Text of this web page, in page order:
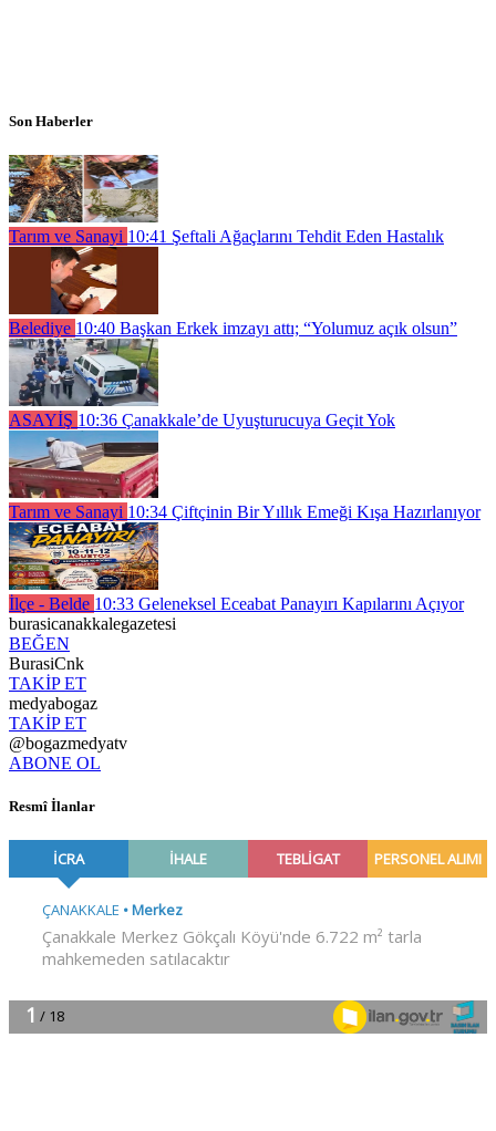
Son Haberler
Tarım ve Sanayi 10:41 Şeftali Ağaçlarını Tehdit Eden Hastalık
Belediye 10:40 Başkan Erkek imzayı attı; “Yolumuz açık olsun”
ASAYİŞ 10:36 Çanakkale’de Uyuşturucuya Geçit Yok
Tarım ve Sanayi 10:34 Çiftçinin Bir Yıllık Emeği Kışa Hazırlanıyor
İlçe - Belde 10:33 Geleneksel Eceabat Panayırı Kapılarını Açıyor
burasicanakkalegazetesi
BEĞEN
BurasiCnk
TAKİP ET
medyabogaz
TAKİP ET
@bogazmedyatv
ABONE OL
Resmî İlanlar